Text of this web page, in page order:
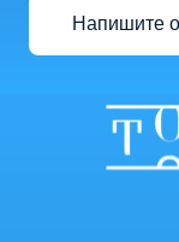
Напишите